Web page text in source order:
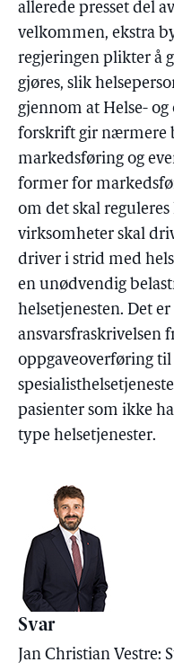
allerede presset del
velkommen, ekstra
regjeringen plikter å
gjøres, slik
gjennom at Helse-
forskrift gir nærmere
markedsføring og
former for
om det skal
virksomheter skal
driver i strid med
en unødvendig
helsetjenesten. Det
ansvarsfraskrivelsen
oppgaveoverføring til
pasienter som ikke
type helsetjenester.
Svar
Jan Christian Vestre: